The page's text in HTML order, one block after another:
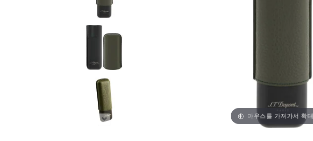
마우스를 가져가서 확